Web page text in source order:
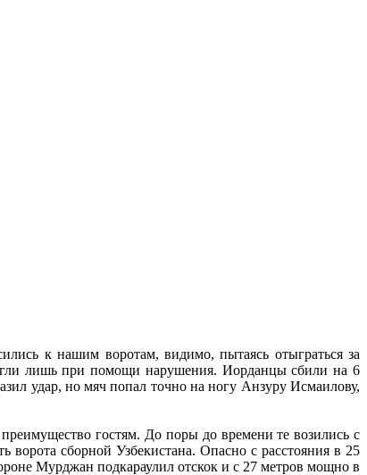
к нашим воротам, видимо, пытаясь отыграться за
лишь при помощи нарушения. Иорданцы сбили на 6
удар, но мяч попал точно на ногу Анзуру Исмаилову,
гостям. До поры до времени те возились с
сборной Узбекистана. Опасно с расстояния в 25
Мурджан подкараулил отскок и с 27 метров мощно в